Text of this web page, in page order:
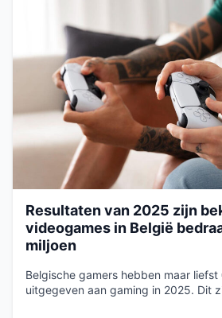
Resultaten van 2025 zijn
videogames in België
miljoen
Belgische gamers hebben maar
uitgegeven aan gaming in 2025. Dit